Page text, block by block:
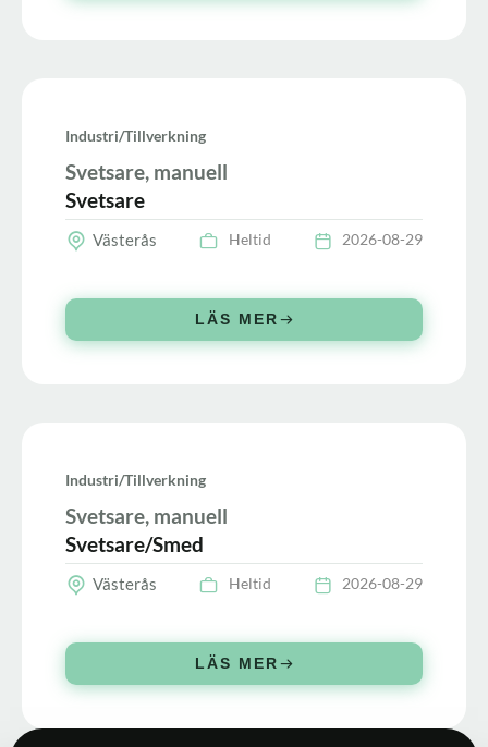
Industri/tillverkning
Svetsare, manuell
Svetsare
Västerås Heltid 2026-08-29
LÄS MER
Industri/tillverkning
Svetsare, manuell
Svetsare/Smed
Västerås Heltid 2026-08-29
LÄS MER